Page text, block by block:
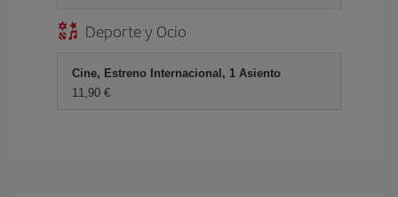
Deporte y Ocio
Cine, Estreno Internacional, 1 Asiento
11,90 €